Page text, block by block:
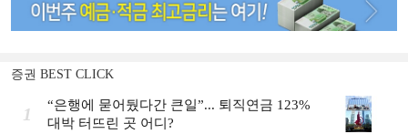
증권 BEST CLICK
1
“은행에 묻어뒀다간 큰일”... 퇴직연금 123%
대박 터뜨린 곳 어디?